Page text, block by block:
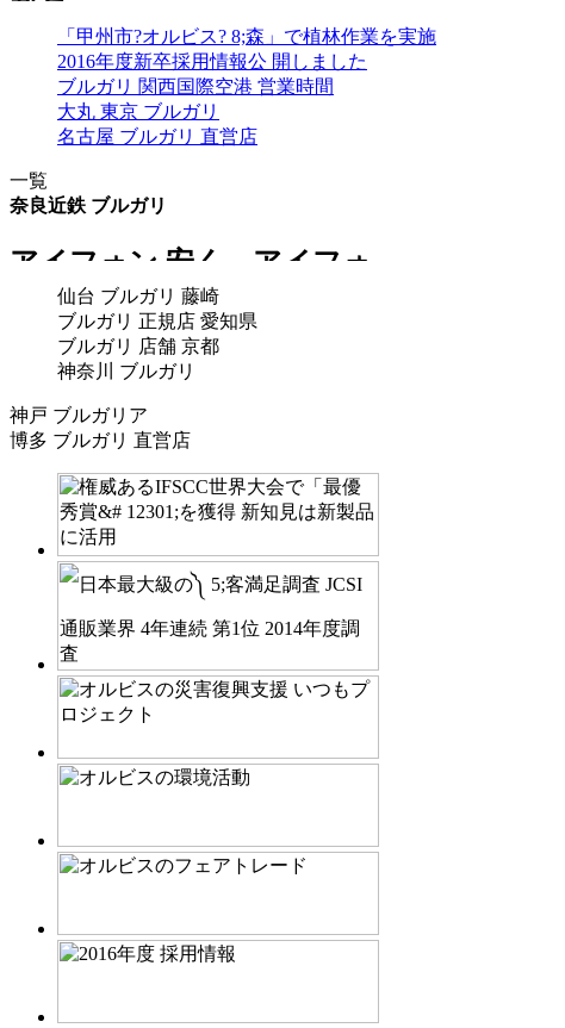
「甲州市?オルビス? 8;森」で植林作業を実施
2016年度新卒採用情報公 開しました
ブルガリ 関西国際空港 営業時間
大丸 東京 ブルガリ
名古屋 ブルガリ 直営店
一覧
奈良近鉄 ブルガリ
仙台 ブルガリ 藤崎
ブルガリ 正規店 愛知県
ブルガリ 店舗 京都
神奈川 ブルガリ
神戸 ブルガリア
博多 ブルガリ 直営店